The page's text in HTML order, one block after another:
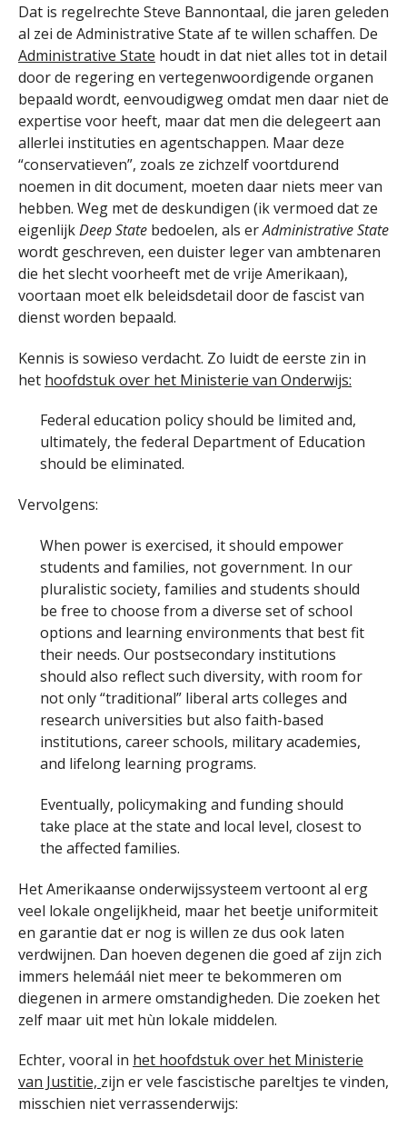
Dat is regelrechte Steve Bannontaal, die jaren geleden
al zei de Administrative State af te willen schaffen. De
Administrative State houdt in dat niet alles tot in detail
door de regering en vertegenwoordigende organen
bepaald wordt, eenvoudigweg omdat men daar niet de
expertise voor heeft, maar dat men die delegeert aan
allerlei instituties en agentschappen. Maar deze
“conservatieven”, zoals ze zichzelf voortdurend
noemen in dit document, moeten daar niets meer van
hebben. Weg met de deskundigen (ik vermoed dat ze
eigenlijkDeep State bedoelen, als erAdministrative State
wordt geschreven, een duister leger van ambtenaren
die het slecht voorheeft met de vrije Amerikaan),
voortaan moet elk beleidsdetail door de fascist van
dienst worden bepaald.
Kennis is sowieso verdacht. Zo luidt de eerste zin in
het hoofdstuk over het Ministerie van Onderwijs:
Federal education policy should be limited and,
ultimately, the federal Department of Education
should be eliminated.
Vervolgens:
When power is exercised, it should empower
students and families, not government. In our
pluralistic society, families and students should
be free to choose from a diverse set of school
options and learning environments that best fit
their needs. Our postsecondary institutions
should also reflect such diversity, with room for
not only “traditional” liberal arts colleges and
research universities but also faith-based
institutions, career schools, military academies,
and lifelong learning programs.
Eventually, policymaking and funding should
take place at the state and local level, closest to
the affected families.
Het Amerikaanse onderwijssysteem vertoont al erg
veel lokale ongelijkheid, maar het beetje uniformiteit
en garantie dat er nog is willen ze dus ook laten
verdwijnen. Dan hoeven degenen die goed af zijn zich
immers helemáál niet meer te bekommeren om
diegenen in armere omstandigheden. Die zoeken het
zelf maar uit met hùn lokale middelen.
Echter, vooral in het hoofdstuk over het Ministerie
van Justitie, zijn er vele fascistische pareltjes te vinden,
misschien niet verrassenderwijs: